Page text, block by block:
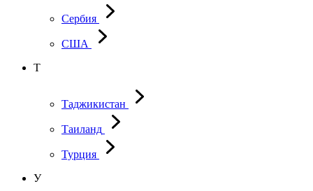
Сербия
США
Т
Таджикистан
Таиланд
Турция
У